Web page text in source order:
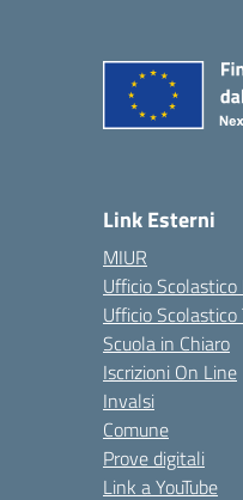
Link Esterni
MIUR
Ufficio
Ufficio
Scuola in Chiaro
Iscrizioni On Line
Invalsi
Comune
Prove digitali
Link a YouTube